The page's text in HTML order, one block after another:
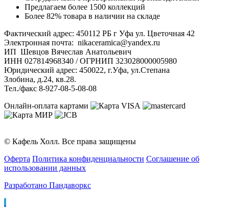
Предлагаем более 1500 коллекций
Более 82% товара в наличии на складе
Фактический адрес: 450112 РБ г Уфа ул. Цветочная 42
Электронная почта: nikaceramica@yandex.ru
ИП Шевцов Вячеслав Анатольевич
ИНН 027814968340 / ОГРНИП 323028000005980
Юридический адрес: 450022, г.Уфа, ул.Степана
Злобина, д.24, кв.28.
Тел./факс 8-927-08-5-08-08
Онлайн-оплата картами
© Кафель Холл. Все права защищены
Оферта Политика конфиденциальности Соглашение об
использовании данных
Разработано Пандаворкс